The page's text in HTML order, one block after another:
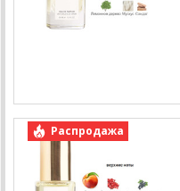
Распродажа